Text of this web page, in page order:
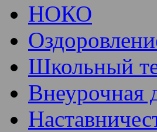
НОКО
Школьный
Внеурочная